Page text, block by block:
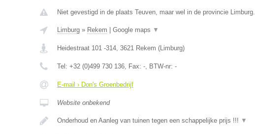
Niet gevestigd in de plaats Teuven, maar wel in de provincie Limburg.
Limburg» Rekem Google maps ▼
Heidestraat 101 -314, 3621 Rekem (Limburg)
Tel: +32 (0)499 730 136, Fax: -, BTW-nr: -
E-mail › Don's Groenbedrijf
Website onbekend
Onderhoud en Aanleg van tuinen tegen een schappelijke prijs !!! ▼